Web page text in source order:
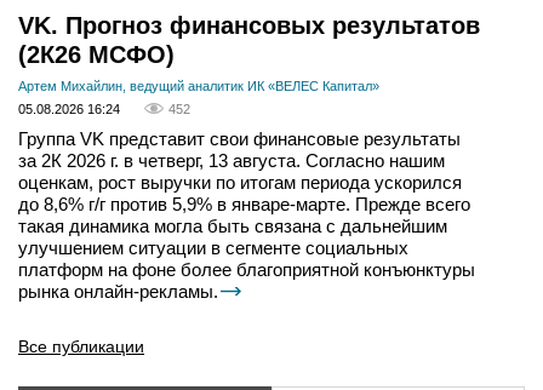
VK. Прогноз финансовых результатов
(2К26 МСФО)
Артем Михайлин, ведущий аналитик ИК «ВЕЛЕС Капитал»
05.08.2026 16:24
452
Группа VK представит свои финансовые результаты
за 2К 2026 г. в четверг, 13 августа. Согласно нашим
оценкам, рост выручки по итогам периода ускорился
до 8,6% г/г против 5,9% в январе-марте. Прежде всего
такая динамика могла быть связана с дальнейшим
улучшением ситуации в сегменте социальных
платформ на фоне более благоприятной конъюнктуры
рынка онлайн-рекламы.
Все публикации